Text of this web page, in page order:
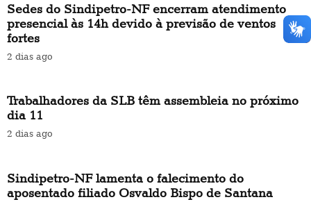
Sedes do Sindipetro-NF encerram atendimento
presencial às 14h devido à previsão de ventos
fortes
2 dias ago
Trabalhadores da SLB têm assembleia no próximo
dia 11
2 dias ago
Sindipetro-NF lamenta o falecimento do
aposentado filiado Osvaldo Bispo de Santana